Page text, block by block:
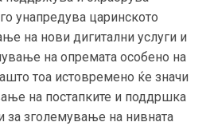
унапредува царинското
на нови дигитални услуги и
на опремата особено на
тоа истовремено ќе значи
на постапките и поддршка
за зголемување на нивната